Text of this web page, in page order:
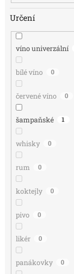
Určení
víno univerzální
bílé víno 0
červené víno 0
šampaňské 1
whisky 0
rum 0
koktejly 0
pivo 0
likér 0
panákovky 0